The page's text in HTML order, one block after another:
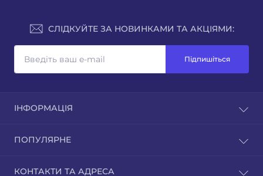
СЛІДКУЙТЕ ЗА НОВИНКАМИ ТА АКЦІЯМИ:
Підпишіться
ІНФОРМАЦІЯ
Зворотній зв'язок
Карта сайту
ПОПУЛЯРНЕ
КОНТАКТИ ТА АДРЕСА